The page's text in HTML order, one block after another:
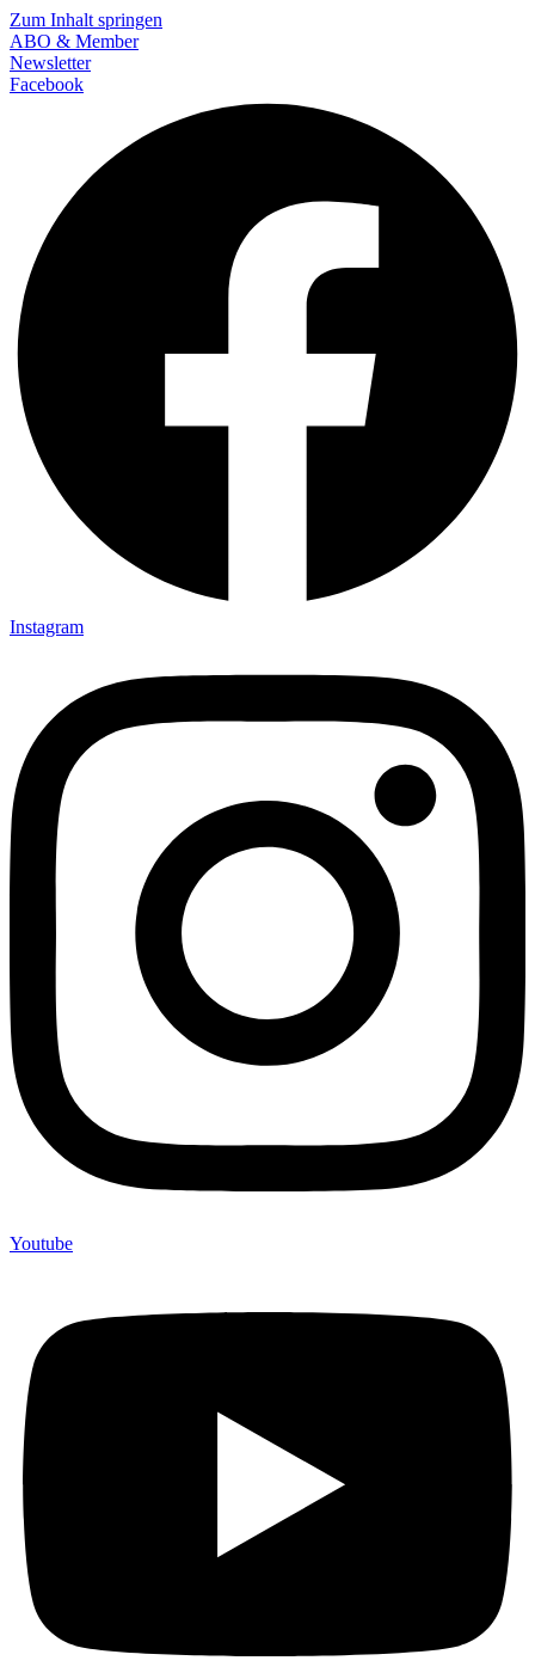
Zum Inhalt springen
ABO & Member
Newsletter
Facebook
Instagram
Youtube